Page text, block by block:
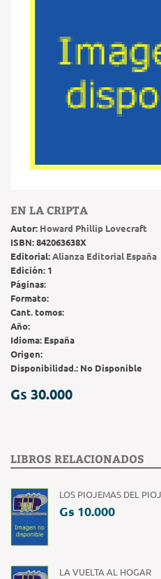
EN LA CRIPTA
Autor: Howard Phillip Lovecraft
ISBN:842063638X
Editorial:Alianza Editorial España
Edición: 1
Páginas:
Formato:
Cant. tomos:
Año:
Idioma: España
Origen:
Disponibilidad.: No Disponible
Gs 30.000
LIBROS RELACIONADOS
LOS PIOJEMAS DEL
Gs 10.000
LA VUELTA AL HOGAR